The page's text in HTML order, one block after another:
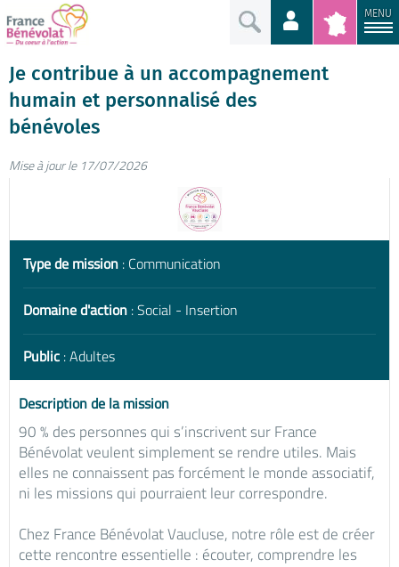
MENU
Je contribue à un accompagnement
humain et personnalisé des
bénévoles
Mise à jour le 17/07/2026
Type de mission : Communication
Domaine d'action : Social - Insertion
Public : Adultes
Description de la mission
90 % des personnes qui s’inscrivent sur France
Bénévolat veulent simplement se rendre utiles. Mais
elles ne connaissent pas forcément le monde associatif,
ni les missions qui pourraient leur correspondre.
Chez France Bénévolat Vaucluse, notre rôle est de créer
cette rencontre essentielle : écouter, comprendre les